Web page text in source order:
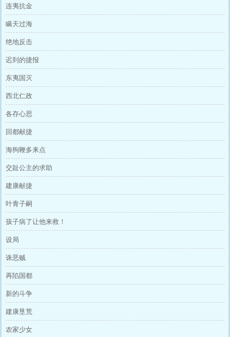
连夷抗金
瞒天过海
绝地反击
迟到的捷报
东夷国灭
西北仁政
各存心思
回都献捷
海狗鞭多来点
交趾公主的求助
建康献捷
叶青子嗣
孩子病了让他来救！
设局
诛恶贼
再陷国都
新的斗争
建康垦荒
农家少女